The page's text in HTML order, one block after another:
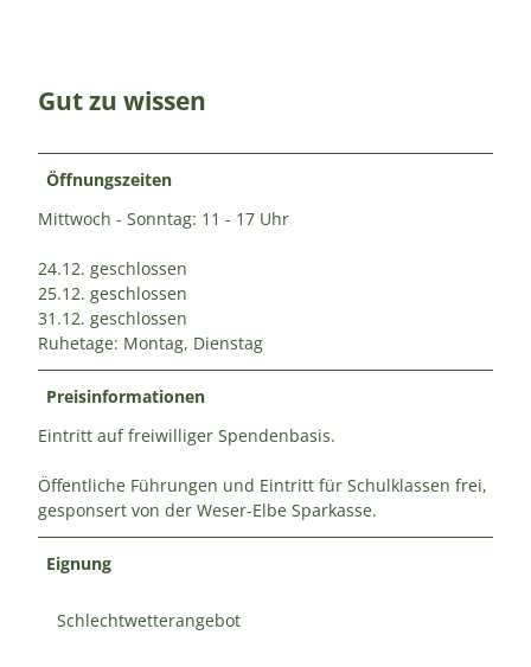
Gut zu wissen
Öffnungszeiten
Mittwoch - Sonntag: 11 - 17 Uhr
24.12. geschlossen
25.12. geschlossen
31.12. geschlossen
Ruhetage: Montag, Dienstag
Preisinformationen
Eintritt auf freiwilliger Spendenbasis.
Öffentliche Führungen und Eintritt für Schulklassen frei,
gesponsert von der Weser-Elbe Sparkasse.
Eignung
Schlechtwetterangebot